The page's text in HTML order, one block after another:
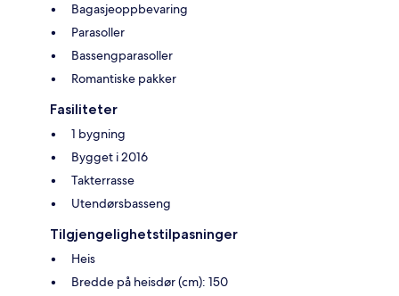
Bagasjeoppbevaring
Parasoller
Bassengparasoller
Romantiske pakker
Fasiliteter
1 bygning
Bygget i 2016
Takterrasse
Utendørsbasseng
Tilgjengelighetstilpasninger
Heis
Bredde på heisdør (cm): 150